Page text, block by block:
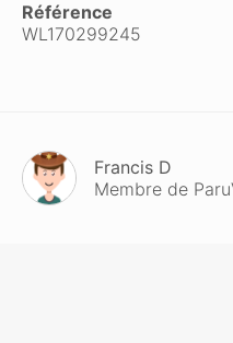
Référence
WL170299245
Francis D
Membre de